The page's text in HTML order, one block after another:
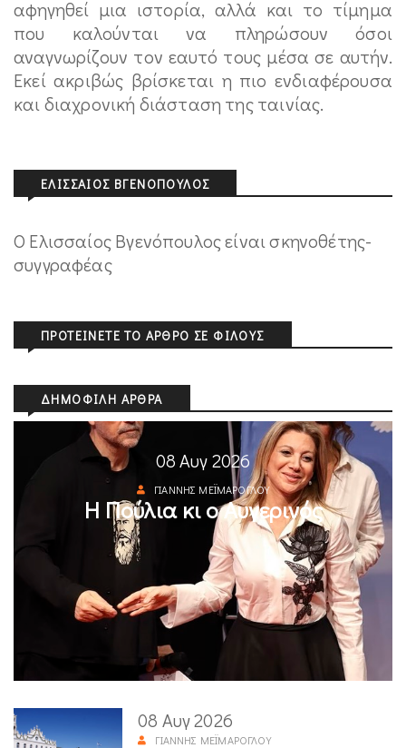
αφηγηθεί μια ιστορία, αλλά και το τίμημα
που καλούνται να πληρώσουν όσοι
αναγνωρίζουν τον εαυτό τους μέσα σε αυτήν.
Εκεί ακριβώς βρίσκεται η πιο ενδιαφέρουσα
και διαχρονική διάσταση της ταινίας.
ΕΛΙΣΣΑΊΟΣ ΒΓΕΝΌΠΟΥΛΟΣ
Ο Ελισσαίος Βγενόπουλος είναι σκηνοθέτης-
συγγραφέας
ΠΡΟΤΕΊΝΕΤΕ ΤΟ ΆΡΘΡΟ ΣΕ ΦΊΛΟΥΣ
ΔΗΜΟΦΙΛΉ ΆΡΘΡΑ
08 Αυγ 2026
ΓΙΆΝΝΗΣ ΜΕΪΜΆΡΟΓΛΟΥ
Η Πούλια κι ο Αυγερινός
08 Αυγ 2026
ΓΙΆΝΝΗΣ ΜΕΪΜΆΡΟΓΛΟΥ